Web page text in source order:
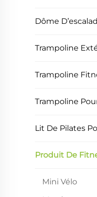
Dôme
Trampoline
Trampoline
Trampoline
Lit De Pilates
Produit De
Mini Vélo